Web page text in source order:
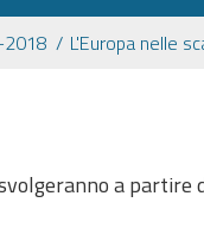
L'Europa nelle
a partire